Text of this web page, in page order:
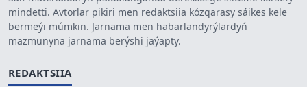
mindetti. Avtorlar pikiri men redaktsiia kózqarasy sáikes kele
bermeýi múmkin. Jarnama men habarlandyrýlardyń
mazmunyna jarnama berýshi jaýapty.
REDAKTSIIA